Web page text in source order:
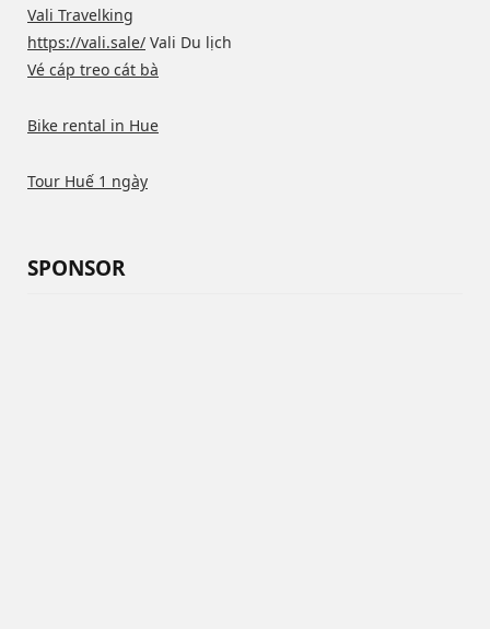
Vali Travelking
https://vali.sale/ Vali Du lịch
Vé cáp treo cát bà
Bike rental in Hue
Tour Huế 1 ngày
SPONSOR